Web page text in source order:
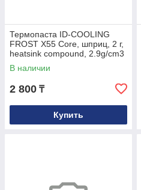
Термопаста ID-COOLING
FROST X55 Core, шприц, 2 г,
heatsink compound, 2.9g/cm3
В наличии
2 800 ₸
Купить